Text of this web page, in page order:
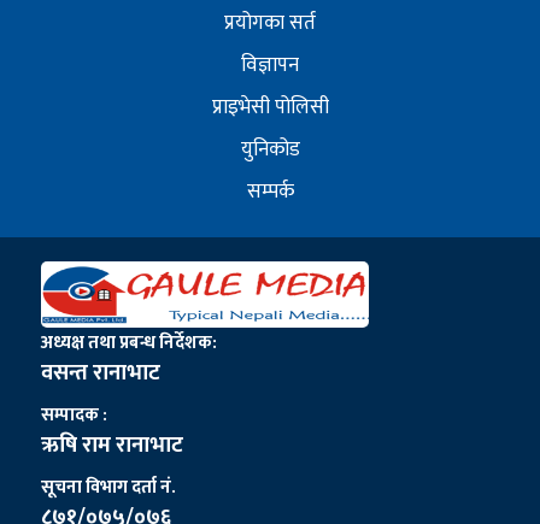
प्रयोगका सर्त
विज्ञापन
प्राइभेसी पोलिसी
युनिकोड
सम्पर्क
अध्यक्ष तथा प्रबन्ध निर्देशक:
वसन्त रानाभाट
सम्पादक :
ऋषि राम रानाभाट
सूचना विभाग दर्ता नं.